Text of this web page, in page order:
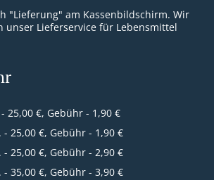
"Lieferung" am Kassenbildschirm. Wir
unser Lieferservice für Lebensmittel
25,00 €, Gebühr - 1,90 €
- 25,00 €, Gebühr - 1,90 €
- 25,00 €, Gebühr - 2,90 €
- 35,00 €, Gebühr - 3,90 €